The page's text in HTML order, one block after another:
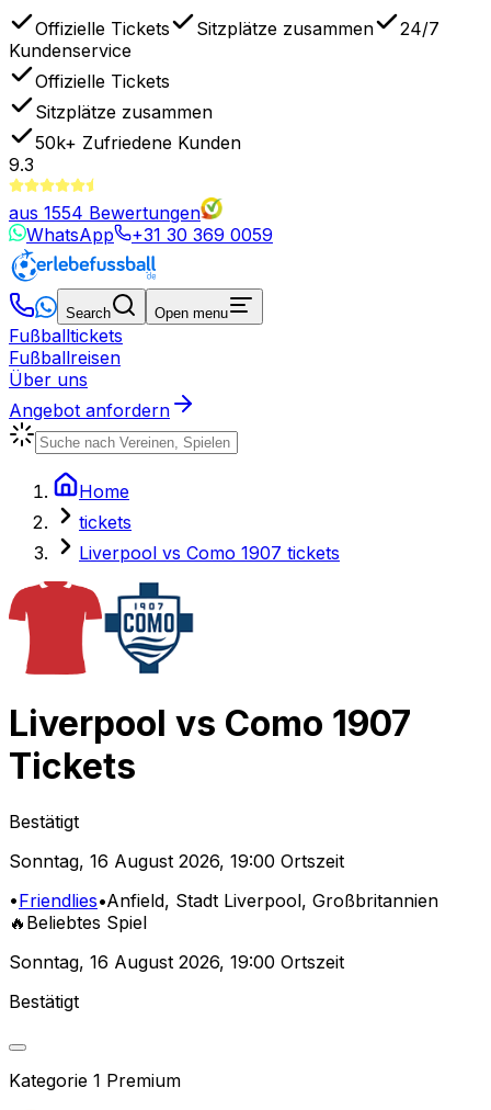
Offizielle Tickets Sitzplätze zusammen
24/7
Kundenservice
Offizielle Tickets
Sitzplätze zusammen
50k+ Zufriedene Kunden
9.3
aus 1554 Bewertungen
WhatsApp
+31 30 369 0059
Search Open menu
Fußballtickets
Fußballreisen
Über uns
Angebot anfordern
Home
tickets
Liverpool vs Como 1907 tickets
Liverpool vs Como 1907
Tickets
Bestätigt
Sonntag, 16 August 2026, 19:00 Ortszeit
•Friendlies•Anfield, Stadt Liverpool, Großbritannien
🔥 Beliebtes Spiel
Sonntag, 16 August 2026, 19:00 Ortszeit
Bestätigt
Kategorie 1 Premium